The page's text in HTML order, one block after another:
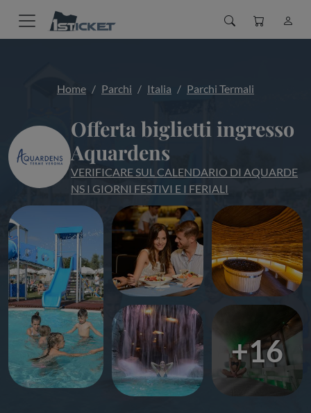
Home Parchi Italia Parchi Termali
Offerta biglietti ingresso
Aquardens
VERIFICARE SUL CALENDARIO DI AQUARDE
NS I GIORNI FESTIVI E I FERIALI
+16